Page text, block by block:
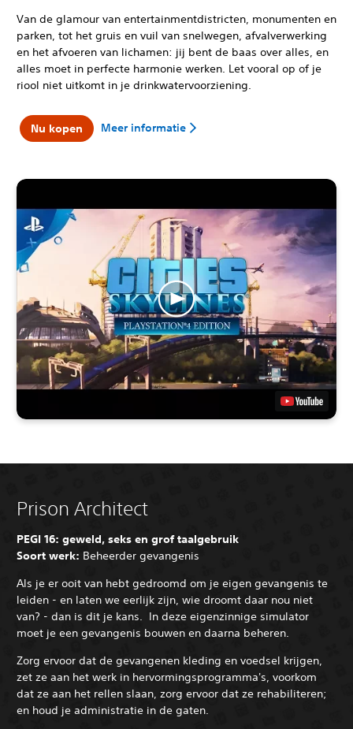
Van de glamour van entertainmentdistricten, monumenten en
parken, tot het gruis en vuil van snelwegen, afvalverwerking
en het afvoeren van lichamen: jij bent de baas over alles, en
alles moet in perfecte harmonie werken. Let vooral op of je
riool niet uitkomt in je drinkwatervoorziening.
Nu kopen Meer informatie
Prison Architect
PEGI 16: geweld, seks en grof taalgebruik
Soort werk: Beheerder gevangenis
Als je er ooit van hebt gedroomd om je eigen gevangenis te
leiden - en laten we eerlijk zijn, wie droomt daar nou niet
van? - dan is dit je kans. In deze eigenzinnige simulator
moet je een gevangenis bouwen en daarna beheren.
Zorg ervoor dat de gevangenen kleding en voedsel krijgen,
zet ze aan het werk in hervormingsprogramma's, voorkom
dat ze aan het rellen slaan, zorg ervoor dat ze rehabiliteren;
en houd je administratie in de gaten.